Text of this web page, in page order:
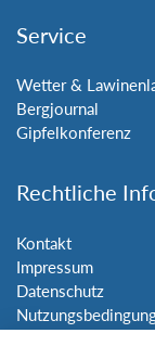
Service
Wetter &
Bergjournal
Gipfelkonferenz
Rechtliche
Kontakt
Impressum
Datenschutz